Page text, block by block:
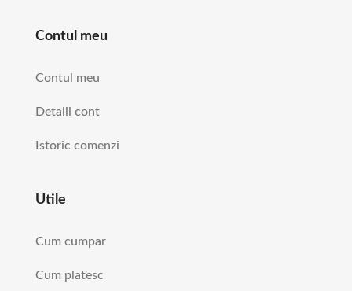
Contul meu
Contul meu
Detalii cont
Istoric comenzi
Utile
Cum cumpar
Cum platesc